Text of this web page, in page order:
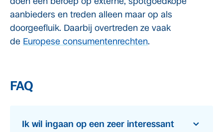
aanbieders en treden alleen maar op als
doorgeefluik. Daarbij overtreden ze vaak
de Europese consumentenrechten.
FAQ
Ik wil ingaan op een zeer interessant